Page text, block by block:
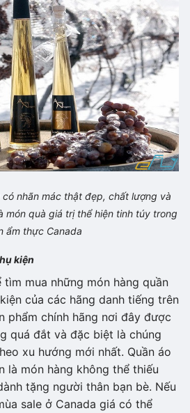
nhãn mác thật đẹp, chất lượng và
món quà giá trị thể hiện tinh túy trong
ẩm thực Canada
kiện
tìm mua những món hàng quần
của các hãng danh tiếng trên
phẩm chính hãng nơi đây được
quá đắt và đặc biệt là chúng
xu hướng mới nhất. Quần áo
là món hàng không thể thiếu
tặng người thân bạn bè. Nếu
sale ở Canada giá có thể